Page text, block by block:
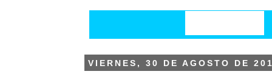
VIERNES, 30 DE AGOSTO DE